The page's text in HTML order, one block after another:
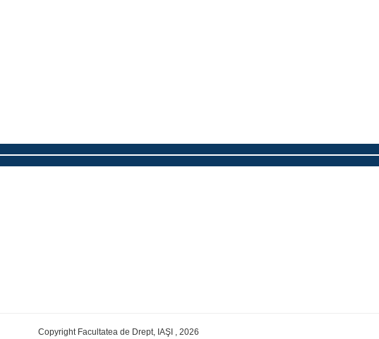
Copyright Facultatea de Drept, IAŞI , 2026